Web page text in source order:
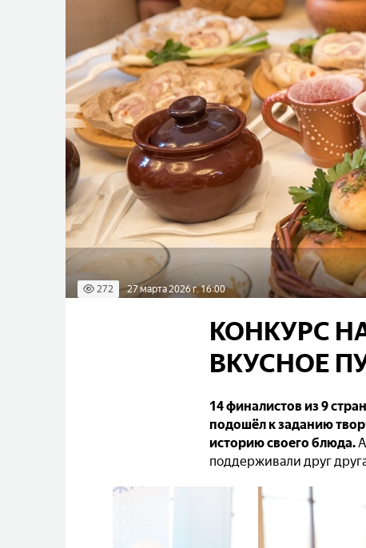
272 27 марта 2026 г. 16:00
КОНКУРС
ВКУСНОЕ
14 финалистов из 9
подошёл к заданию
историю своего блюда.
поддерживали друг